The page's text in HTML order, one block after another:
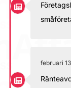
februari